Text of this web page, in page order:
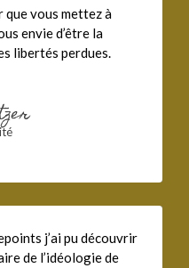
que vous mettez à
envie d’être la
libertés perdues.
j’ai pu découvrir
de l’idéologie de